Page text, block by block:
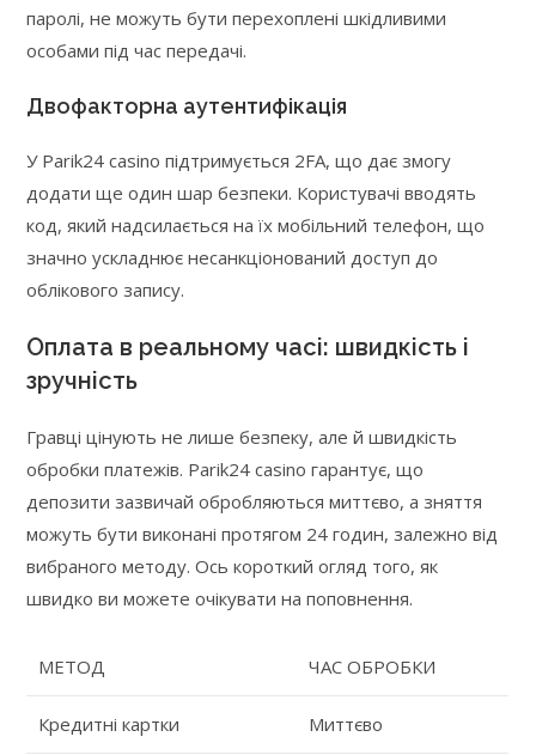
паролі, не можуть бути перехоплені шкідливими
особами під час передачі.
Двофакторна аутентифікація
У Parik24 casino підтримується 2FA, що дає змогу
додати ще один шар безпеки. Користувачі вводять
код, який надсилається на їх мобільний телефон, що
значно ускладнює несанкціонований доступ до
облікового запису.
Оплата в реальному часі: швидкість і
зручність
Гравці цінують не лише безпеку, але й швидкість
обробки платежів. Parik24 casino гарантує, що
депозити зазвичай обробляються миттєво, а зняття
можуть бути виконані протягом 24 годин, залежно від
вибраного методу. Ось короткий огляд того, як
швидко ви можете очікувати на поповнення.
МЕТОД ЧАС ОБРОБКИ
Кредитні картки Миттєво